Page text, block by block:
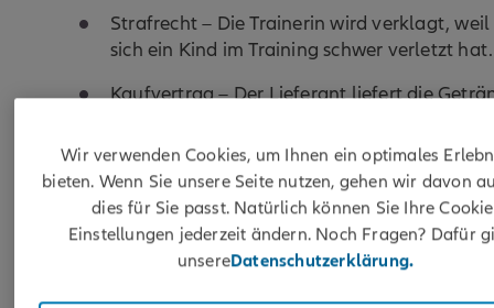
Strafrecht – Die Trainerin wird verklagt, weil
sich ein Kind im Training schwer verletzt hat.
Kaufvertrag – Der Lieferant liefert die
Baueinsprache – Der geplante Grossbau auf
dem Nachbargrundstück tangiert die
Vereinsanlage.
Sachenrecht - das ehemalige
Wir verwenden Cookies, um Ihnen ein optimales
bieten. Wenn Sie unsere Seite nutzen, gehen wir davon
dies für Sie passt. Natürlich können Sie Ihre
Einstellungen jederzeit ändern. Noch Fragen? Dafür
unsereDatenschutzerklärung.